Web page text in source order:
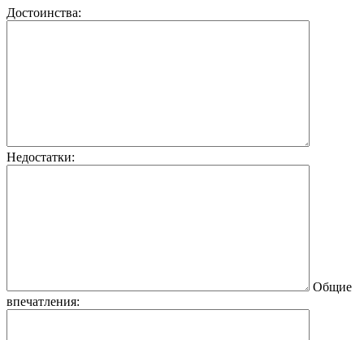
Достоинства:
Недостатки:
Общие
впечатления: